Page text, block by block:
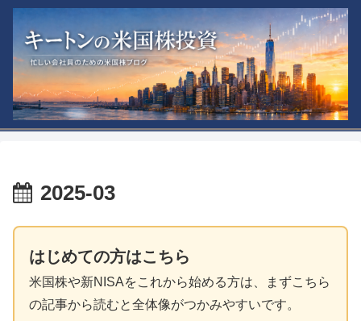
2025-03
はじめての方はこちら
米国株や新NISAをこれから始める方は、まずこちら
の記事から読むと全体像がつかみやすいです。